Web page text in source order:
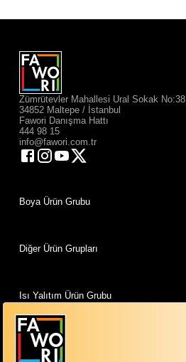
Zümrütevler Mahallesi Ural Sokak No:38
34852 Maltepe / İstanbul
Fawori Danışma Hattı
444 98 15
info@fawori.com.tr
Boya Ürün Grubu
Diğer Ürün Grupları
Isı Yalıtım Ürün Grubu
Fawori Dünyam